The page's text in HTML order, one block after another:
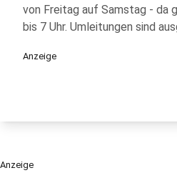
von Freitag auf Samstag - da
bis 7 Uhr. Umleitungen sind
Anzeige
Anzeige